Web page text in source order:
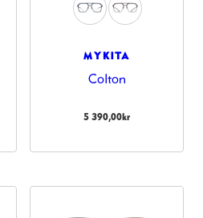
MYKITA
Colton
5 390,00kr